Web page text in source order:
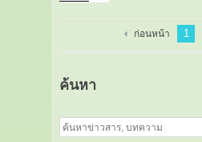
ก่อนหน้า 1
ค้นหา